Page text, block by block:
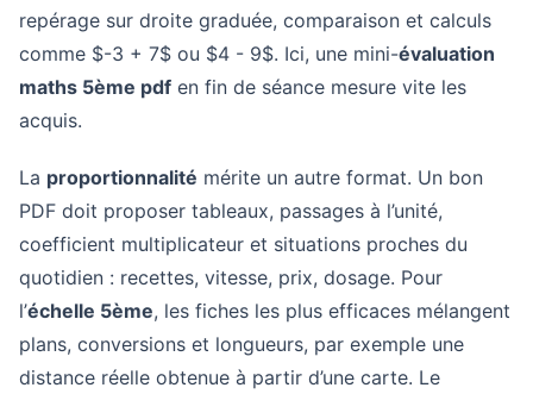
repérage sur droite graduée, comparaison et calculs
comme $-3 + 7$ ou $4 - 9$. Ici, une mini-évaluation
maths 5ème pdf en fin de séance mesure vite les
acquis.
La proportionnalité mérite un autre format. Un bon
PDF doit proposer tableaux, passages à l’unité,
coefficient multiplicateur et situations proches du
quotidien : recettes, vitesse, prix, dosage. Pour
l’échelle 5ème, les fiches les plus efficaces mélangent
plans, conversions et longueurs, par exemple une
distance réelle obtenue à partir d’une carte. Le